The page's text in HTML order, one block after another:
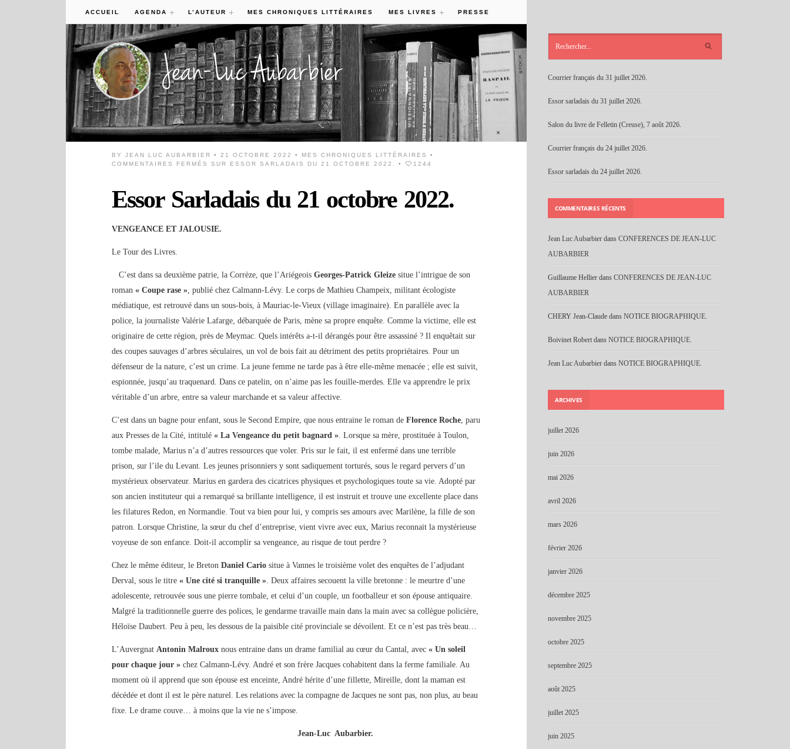
ACCUEIL AGENDA L’AUTEUR MES CHRONIQUES LITTÉRAIRES MES LIVRES PRESSE
BYJEAN LUC AUBARBIER • 21 OCTOBRE 2022 • MES CHRONIQUES LITTÉRAIRES
•
COMMENTAIRES FERMÉS
SUR ESSOR SARLADAIS DU 21 OCTOBRE 2022. • 1244
Essor Sarladais du 21 octobre 2022.
VENGEANCE ET JALOUSIE.
Le Tour des Livres.
C’est dans sa deuxième patrie, la Corrèze, que l’AriégeoisGeorges-Patrick Gleize situe l’intrigue de son
roman« Coupe rase », publié chez Calmann-Lévy. Le corps de Mathieu Champeix, militant écologiste
médiatique, est retrouvé dans un sous-bois, à Mauriac-le-Vieux (village imaginaire). En parallèle avec la
police, la journaliste Valérie Lafarge, débarquée de Paris, mène sa propre enquête. Comme la victime, elle est
originaire de cette région, près de Meymac. Quels intérêts a-t-il dérangés pour être assassiné ? Il enquêtait sur
des coupes sauvages d’arbres séculaires, un vol de bois fait au détriment des petits propriétaires. Pour un
défenseur de la nature, c’est un crime. La jeune femme ne tarde pas à être elle-même menacée ; elle est suivit,
espionnée, jusqu’au traquenard. Dans ce patelin, on n’aime pas les fouille-merdes. Elle va apprendre le prix
véritable d’un arbre, entre sa valeur marchande et sa valeur affective.
C’est dans un bagne pour enfant, sous le Second Empire, que nous entraine le roman deFlorence Roche, paru
aux Presses de la Cité, intitulé« La Vengeance du petit bagnard ». Lorsque sa mère, prostituée à Toulon,
tombe malade, Marius n’a d’autres ressources que voler. Pris sur le fait, il est enfermé dans une terrible
prison, sur l’ile du Levant. Les jeunes prisonniers y sont sadiquement torturés, sous le regard pervers d’un
mystérieux observateur. Marius en gardera des cicatrices physiques et psychologiques toute sa vie. Adopté par
son ancien instituteur qui a remarqué sa brillante intelligence, il est instruit et trouve une excellente place dans
les filatures Redon, en Normandie. Tout va bien pour lui, y compris ses amours avec Marilène, la fille de son
patron. Lorsque Christine, la sœur du chef d’entreprise, vient vivre avec eux, Marius reconnait la mystérieuse
voyeuse de son enfance. Doit-il accomplir sa vengeance, au risque de tout perdre ?
Chez le même éditeur, le BretonDaniel Cariositue à Vannes le troisième volet des enquêtes de l’adjudant
Derval, sous le titre« Une cité si tranquille ». Deux affaires secouent la ville bretonne : le meurtre d’une
adolescente, retrouvée sous une pierre tombale, et celui d’un couple, un footballeur et son épouse antiquaire.
Malgré la traditionnelle guerre des polices, le gendarme travaille main dans la main avec sa collègue policière,
Héloïse Daubert. Peu à peu, les dessous de la paisible cité provinciale se dévoilent. Et ce n’est pas très beau…
L’AuvergnatAntonin Malroux nous entraine dans un drame familial au cœur du Cantal, avec« Un soleil
pour chaque jour » chez Calmann-Lévy. André et son frère Jacques cohabitent dans la ferme familiale. Au
moment où il apprend que son épouse est enceinte, André hérite d’une fillette, Mireille, dont la maman est
décédée et dont il est le père naturel. Les relations avec la compagne de Jacques ne sont pas, non plus, au beau
fixe. Le drame couve… à moins que la vie ne s’impose.
Jean-Luc Aubarbier.
Courrier français du 31 juillet 2026.
Essor sarladais du 31 juillet 2026.
Salon du livre de Felletin (Creuse), 7 août 2026.
Courrier français du 24 juillet 2026.
Essor sarladais du 24 juillet 2026.
COMMENTAIRES RÉCENTS
Jean Luc Aubarbier dans CONFERENCES DE JEAN-LUC
AUBARBIER
Guillaume Hellier dans CONFERENCES DE JEAN-LUC
AUBARBIER
CHERY Jean-Claude dans NOTICE BIOGRAPHIQUE.
Boivinet Robert dans NOTICE BIOGRAPHIQUE.
Jean Luc Aubarbier dans NOTICE BIOGRAPHIQUE.
ARCHIVES
juillet 2026
juin 2026
mai 2026
avril 2026
mars 2026
février 2026
janvier 2026
décembre 2025
novembre 2025
octobre 2025
septembre 2025
août 2025
juillet 2025
juin 2025